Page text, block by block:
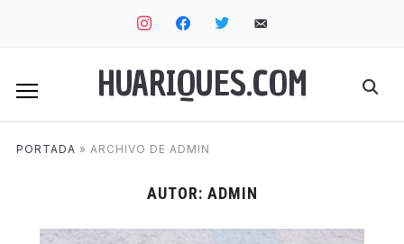
instagramfacebooktwitter
email-
HUARIQUES.COM
PORTADA » ARCHIVO DE ADMIN
AUTOR: ADMIN